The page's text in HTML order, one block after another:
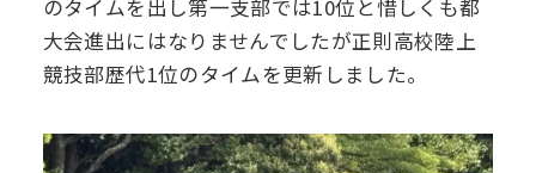
後援会
のタイムを出し第一支部では10位と惜しくも都
大会進出にはなりませんでしたが正則高校陸上
競技部歴代1位のタイムを更新しました。